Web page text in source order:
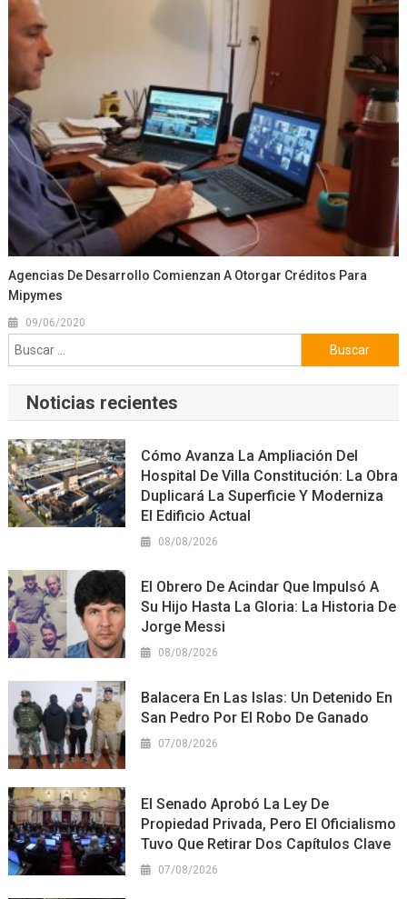
Agencias De Desarrollo Comienzan A Otorgar Créditos Para
Mipymes
09/06/2020
Buscar:
Noticias recientes
Cómo Avanza La Ampliación Del
Hospital De Villa Constitución: La Obra
Duplicará La Superficie Y Moderniza
El Edificio Actual
08/08/2026
El Obrero De Acindar Que Impulsó A
Su Hijo Hasta La Gloria: La Historia De
Jorge Messi
08/08/2026
Balacera En Las Islas: Un Detenido En
San Pedro Por El Robo De Ganado
07/08/2026
El Senado Aprobó La Ley De
Propiedad Privada, Pero El Oficialismo
Tuvo Que Retirar Dos Capítulos Clave
07/08/2026